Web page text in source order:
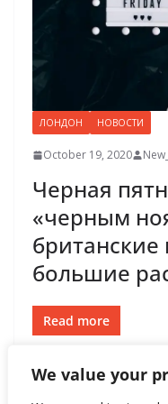
We value your
ЛОНДОН НОВОСТИ
October 19, 2020
Черная
«черным
британские
большие
Read more